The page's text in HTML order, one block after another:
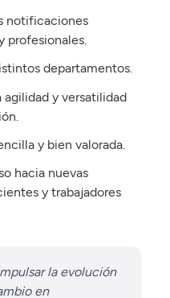
notificaciones
profesionales.
departamentos.
y versatilidad
y bien valorada.
hacia nuevas
y trabajadores
la evolución
en